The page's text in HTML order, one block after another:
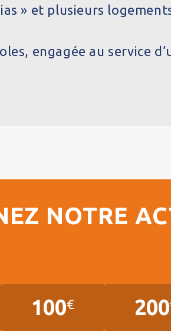
» et plusieurs
engagée au service
NOTRE
100€ 200